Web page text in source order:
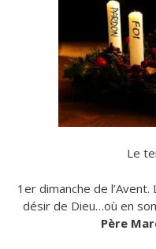
Le
1er dimanche de
désir de Dieu…où en
Père